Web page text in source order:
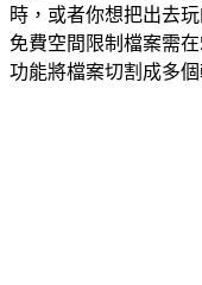
時，或者你想把出去
免費空間限制檔案需
功能將檔案切割成多個